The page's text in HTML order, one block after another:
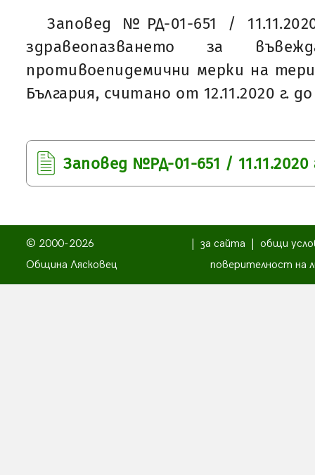
Заповед №РД-01-651 /
здравеопазването за
противоепидемични мерки на
България, считано от 12.11.2020 г. до
Заповед №РД-01-651 / 11.11.2020
© 2000-2026
Община Лясковец
за сайта
общи
поверителност на